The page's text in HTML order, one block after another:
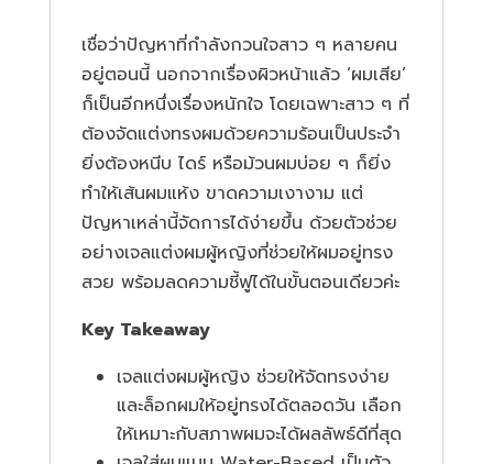
เชื่อว่าปัญหาที่กำลังกวนใจสาว ๆ หลายคน
อยู่ตอนนี้ นอกจากเรื่องผิวหน้าแล้ว ‘ผมเสีย’
ก็เป็นอีกหนึ่งเรื่องหนักใจ โดยเฉพาะสาว ๆ ที่
ต้องจัดแต่งทรงผมด้วยความร้อนเป็นประจำ
ยิ่งต้องหนีบ ไดร์ หรือม้วนผมบ่อย ๆ ก็ยิ่ง
ทำให้เส้นผมแห้ง ขาดความเงางาม แต่
ปัญหาเหล่านี้จัดการได้ง่ายขึ้น ด้วยตัวช่วย
อย่างเจลแต่งผมผู้หญิงที่ช่วยให้ผมอยู่ทรง
สวย พร้อมลดความชี้ฟูได้ในขั้นตอนเดียวค่ะ
Key Takeaway
เจลแต่งผมผู้หญิง ช่วยให้จัดทรงง่าย
และล็อกผมให้อยู่ทรงได้ตลอดวัน เลือก
ให้เหมาะกับสภาพผมจะได้ผลลัพธ์ดีที่สุด